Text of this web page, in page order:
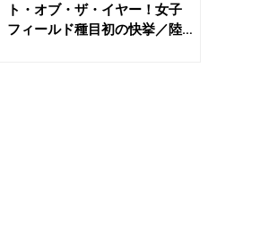
ト・オブ・ザ・イヤー！女子
フィールド種目初の快挙／陸